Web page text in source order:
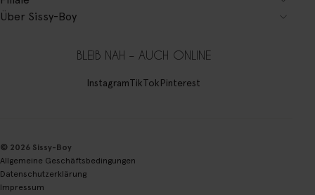
Über Sissy-Boy
BLEIB NAH – AUCH ONLINE
InstagramTikTokPinterest
© 2026 Sissy-Boy
Allgemeine Geschäftsbedingungen
Datenschutzerklärung
Impressum